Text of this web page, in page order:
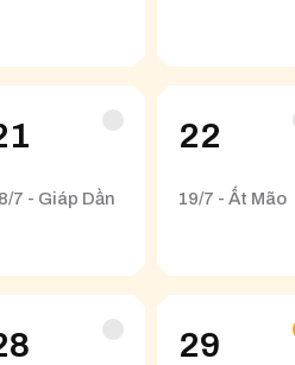
7 - Giáp Dần
22
19/7 - Ất Mão
29